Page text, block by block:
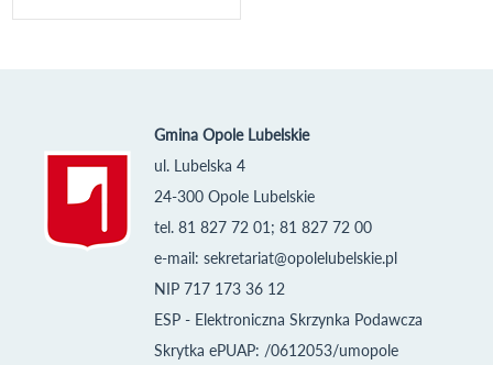
Gmina Opole Lubelskie
ul. Lubelska 4
24-300 Opole Lubelskie
tel. 81 827 72 01; 81 827 72 00
e-mail: sekretariat@opolelubelskie.pl
NIP 717 173 36 12
ESP - Elektroniczna Skrzynka Podawcza
Skrytka ePUAP: /0612053/umopole